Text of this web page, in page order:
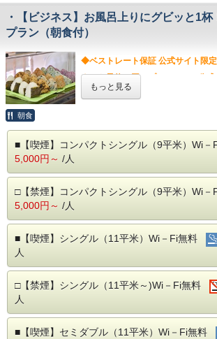
・【ビジネス】お風呂上りにグビッと1
プラン（朝食付）
◆ベストレート保証 公式サイト限
ネット予約の同一プランでは、公
です。
huluの動画アプリの利用も可能です
ントが必要です。
※NetflixとAmazon Primeは非対応
ひんやりつめたーーいビールはいか
おひとり様1泊につき1本缶ビール
ビジネスからレジャーにご利用く
（※領収書にプラン名の記載はござ
もっと見る
朝食
■【喫煙】コンパクトシングル（9平米）Wi
5,000円～ /人
□【禁煙】コンパクトシングル（9平米）Wi
5,000円～ /人
■【喫煙】シングル（11平米）Wi－Fi無料
人
□【禁煙】シングル（11平米～)Wi－Fi無料
人
■【喫煙】セミダブル（11平米）Wi－Fi無料